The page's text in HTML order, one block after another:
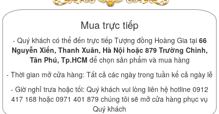
Mua trực tiếp
- Quý khách có thể đến trực tiếp Tượng đồng Hoàng Gia tại 66
Nguyễn Xiển, Thanh Xuân, Hà Nội hoặc 879 Trường Chinh,
Tân Phú, Tp.HCM để chọn sản phẩm và mua hàng
- Thời gian mở cửa hàng: Tất cả các ngày trong tuần kể cả ngày lễ
- Giờ nghỉ trưa hoặc tối: Quý khách vui lòng liên hệ hotline 0912
417 168 hoặc 0971 401 879 chúng tôi sẽ mở cửa hàng phục vụ
Quý khách